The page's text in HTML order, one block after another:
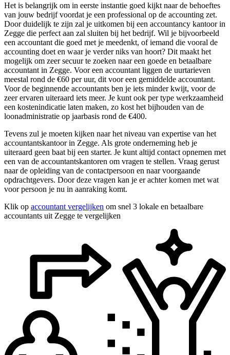
Het is belangrijk om in eerste instantie goed kijkt naar de behoeftes
van jouw bedrijf voordat je een professional op de accounting zet.
Door duidelijk te zijn zal je uitkomen bij een accountancy kantoor in
Zegge die perfect aan zal sluiten bij het bedrijf. Wil je bijvoorbeeld
een accountant die goed met je meedenkt, of iemand die vooral de
accounting doet en waar je verder niks van hoort? Dit maakt het
mogelijk om zeer secuur te zoeken naar een goede en betaalbare
accountant in Zegge. Voor een accountant liggen de uurtarieven
meestal rond de €60 per uur, dit voor een gemiddelde accountant.
Voor de beginnende accountants ben je iets minder kwijt, voor de
zeer ervaren uiteraard iets meer. Je kunt ook per type werkzaamheid
een kostenindicatie laten maken, zo kost het bijhouden van de
loonadministratie op jaarbasis rond de €400.
Tevens zul je moeten kijken naar het niveau van expertise van het
accountantskantoor in Zegge. Als grote onderneming heb je
uiteraard geen baat bij een starter. Je kunt altijd contact opnemen met
een van de accountantskantoren om vragen te stellen. Vraag gerust
naar de opleiding van de contactpersoon en naar voorgaande
opdrachtgevers. Door deze vragen kan je er achter komen met wat
voor persoon je nu in aanraking komt.
Klik op accountant vergelijken om snel 3 lokale en betaalbare
accountants uit Zegge te vergelijken